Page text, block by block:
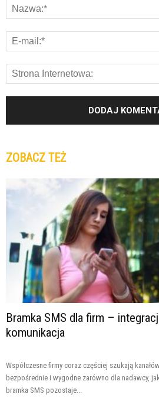
ZOBACZ TEŻ
Bramka SMS dla firm –
komunikacja
Współczesne firmy coraz częściej szukają
bezpośrednie i wygodne zarówno dla nadawcy,
bramka SMS pozostaje...